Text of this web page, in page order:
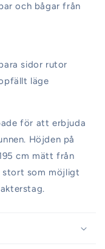
och bågar från
sidor rutor
läge
för att erbjuda
Höjden på
cm mätt från
stort som möjligt